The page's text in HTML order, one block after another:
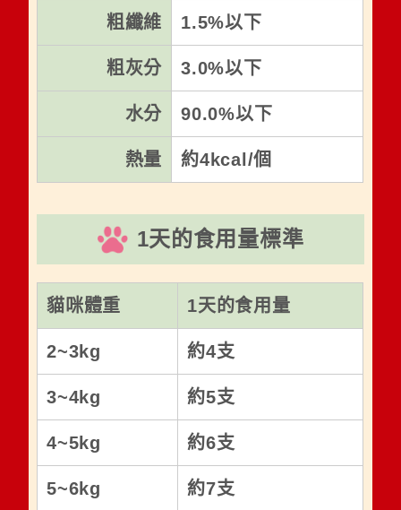
粗纖維 1.5%以下
粗灰分 3.0%以下
水分 90.0%以下
熱量 約4kcal/個
1天的食用量標準
貓咪體重 1天的食用量
2~3kg 約4支
3~4kg 約5支
4~5kg 約6支
5~6kg 約7支